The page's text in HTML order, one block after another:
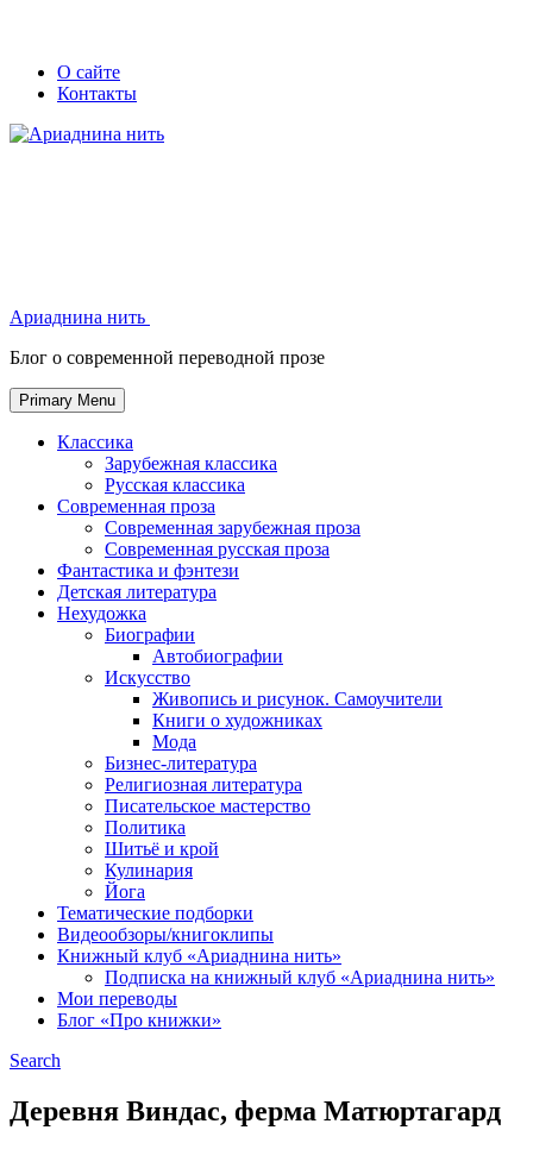
Skip
Secondary
left
navigation
Secondary
right
navigation
О сайте
Контакты
Ариаднина нить
Блог о современной переводной прозе
Primary Menu
Классика
Зарубежная классика
Русская классика
Современная проза
Современная зарубежная проза
Современная русская проза
Фантастика и фэнтези
Детская литература
Нехудожка
Биографии
Автобиографии
Искусство
Живопись и рисунок. Самоучители
Книги о художниках
Мода
Бизнес-литература
Религиозная литература
Писательское мастерство
Политика
Шитьё и крой
Кулинария
Йога
Тематические подборки
Видеообзоры/книгоклипы
Книжный клуб «Ариаднина нить»
Подписка на книжный клуб «Ариаднина нить»
Мои переводы
Блог «Про книжки»
Search
Деревня Виндас, ферма Матюртагард